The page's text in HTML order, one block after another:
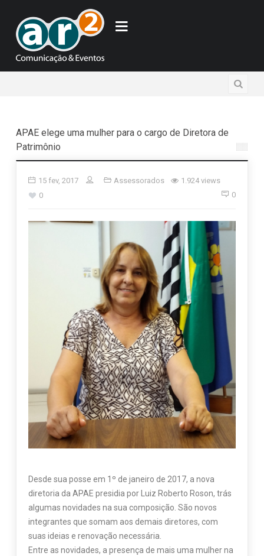
APAE elege uma mulher para o cargo de Diretora de
Patrimônio
15 fev, 2017 Assessorados
1.924 views
0
0
Desde sua posse em 1º de janeiro de 2017, a nova
diretoria da APAE presidia por Luiz Roberto Roson, trás
algumas novidades na sua composição. São novos
integrantes que somam aos demais diretores, com
suas ideias e renovação necessária.
Entre as novidades, a presença de mais uma mulher na